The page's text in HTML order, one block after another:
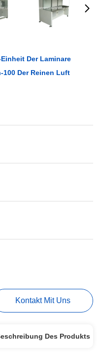
Der Laminare
Der Reinen Luft
Kontakt Mit Uns
Des Produkts